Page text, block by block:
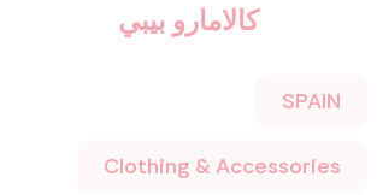
كالامارو بيبي
SPAIN
Clothing & Accessories